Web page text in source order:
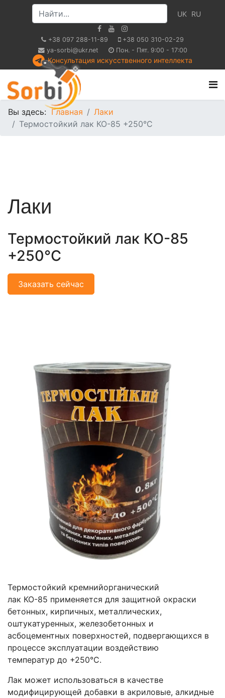
UK RU
+38 097 288-11-89
+38 050 310-02-29
ya-sorbi@ukr.net
Пон. - Пят. 9:00 - 17:00
Консультация искусственного интеллекта
Вы здесь:Главная
Лаки
Термостойкий лак КО-85 +250°С
Лаки
Термостойкий лак КО-85
+250°С
Заказать сейчас
Термостойкий кремнийорганический
лак КО-85 применяется для защитной окраски
бетонных, кирпичных, металлических,
оштукатуренных, железобетонных и
асбоцементных поверхностей, подвергающихся в
процессе эксплуатации воздействию
температур до +250°С.
Лак может использоваться в качестве
модифицирующей добавки в акриловые, алкидные